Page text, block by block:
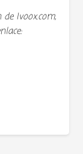
Ivoox.com,